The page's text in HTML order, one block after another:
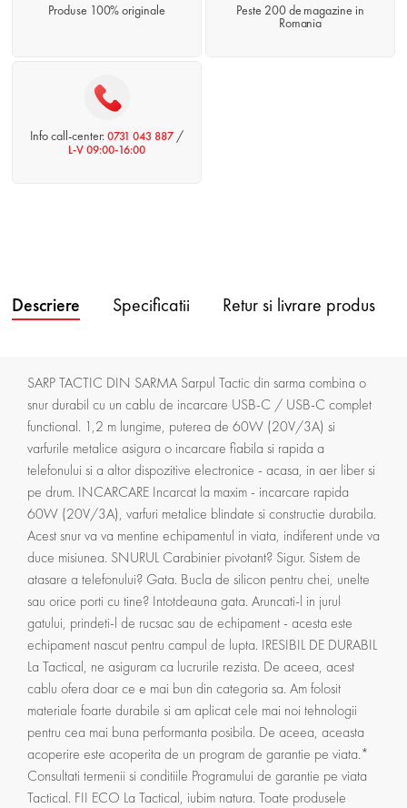
Produse 100% originale
Peste 200 de magazine in
Romania
Info call-center:0731 043 887 /
L-V 09:00-16:00
Descriere Specificatii Retur si livrare produs
SARP TACTIC DIN SARMA Sarpul Tactic din sarma combina o
snur durabil cu un cablu de incarcare USB-C / USB-C complet
functional. 1,2 m lungime, puterea de 60W (20V/3A) si
varfurile metalice asigura o incarcare fiabila si rapida a
telefonului si a altor dispozitive electronice - acasa, in aer liber si
pe drum. INCARCARE Incarcat la maxim - incarcare rapida
60W (20V/3A), varfuri metalice blindate si constructie durabila.
Acest snur va va mentine echipamentul in viata, indiferent unde va
duce misiunea. SNURUL Carabinier pivotant? Sigur. Sistem de
atasare a telefonului? Gata. Bucla de silicon pentru chei, unelte
sau orice porti cu tine? Intotdeauna gata. Aruncati-l in jurul
gatului, prindeti-l de rucsac sau de echipament - acesta este
echipament nascut pentru campul de lupta. IRESIBIL DE DURABIL
La Tactical, ne asiguram ca lucrurile rezista. De aceea, acest
cablu ofera doar ce e mai bun din categoria sa. Am folosit
materiale foarte durabile si am aplicat cele mai noi tehnologii
pentru cea mai buna performanta posibila. De aceea, aceasta
acoperire este acoperita de un program de garantie pe viata.*
Consultati termenii si conditiile Programului de garantie pe viata
Tactical. FII ECO La Tactical, iubim natura. Toate produsele